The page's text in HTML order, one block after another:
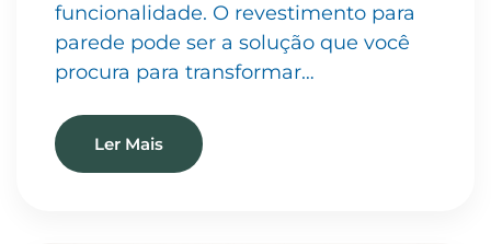
funcionalidade. O revestimento para
parede pode ser a solução que você
procura para transformar…
Ler Mais